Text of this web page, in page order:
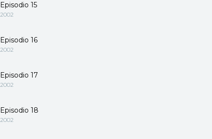
Episodio 15
2002
Episodio 16
2002
Episodio 17
2002
Episodio 18
2002